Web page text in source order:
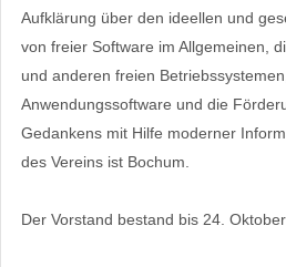
Aufklärung über den ideellen und
von freier Software im Allgemeinen,
und anderen freien
Anwendungssoftware und die
Gedankens mit Hilfe moderner
des Vereins ist Bochum.
Der Vorstand bestand bis 24.